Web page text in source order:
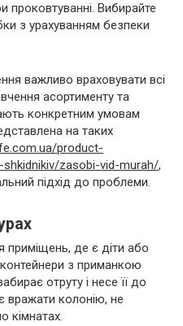
проковтуванні. Вибирайте
з урахуванням безпеки
важливо враховувати всі
асортименту та
конкретним умовам
на таких
product-
zasobi-vid-murah/,
підхід до проблеми.
приміщень, де є діти або
з приманкою
отруту і несе її до
вражати колонію, не
кімнатах.